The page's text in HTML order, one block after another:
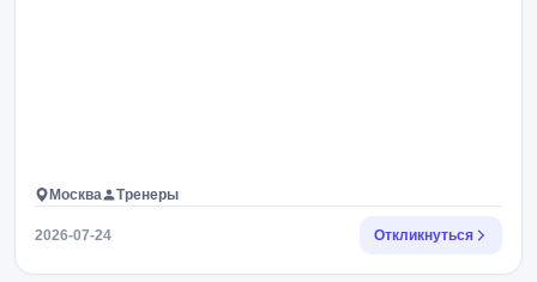
Москва Тренеры
2026-07-24 Откликнуться